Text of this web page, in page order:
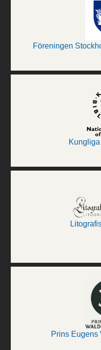
Föreningen
Prins Eugens